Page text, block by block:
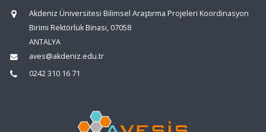
Akdeniz Üniversitesi Bilimsel Araştırma Projeleri Koordinasyon
Birimi Rektörlük Binası, 07058
ANTALYA
aves@akdeniz.edu.tr
0242 310 16 71